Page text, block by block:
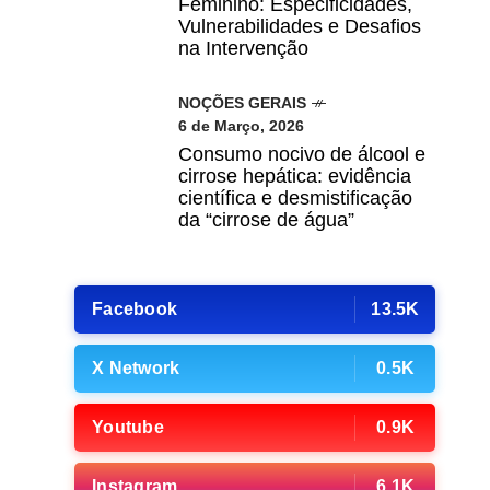
Feminino: Especificidades,
Vulnerabilidades e Desafios
na Intervenção
NOÇÕES GERAIS
6 de Março, 2026
Consumo nocivo de álcool e
cirrose hepática: evidência
científica e desmistificação
da “cirrose de água”
Facebook 13.5K
X Network 0.5K
Youtube 0.9K
Instagram 6.1K